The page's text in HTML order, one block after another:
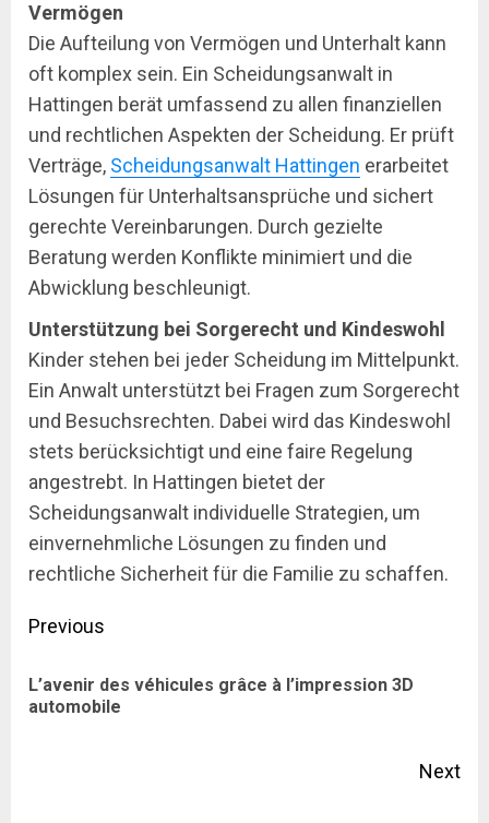
Vermögen
Die Aufteilung von Vermögen und Unterhalt kann
oft komplex sein. Ein Scheidungsanwalt in
Hattingen berät umfassend zu allen finanziellen
und rechtlichen Aspekten der Scheidung. Er prüft
Verträge, Scheidungsanwalt Hattingen erarbeitet
Lösungen für Unterhaltsansprüche und sichert
gerechte Vereinbarungen. Durch gezielte
Beratung werden Konflikte minimiert und die
Abwicklung beschleunigt.
Unterstützung bei Sorgerecht und Kindeswohl
Kinder stehen bei jeder Scheidung im Mittelpunkt.
Ein Anwalt unterstützt bei Fragen zum Sorgerecht
und Besuchsrechten. Dabei wird das Kindeswohl
stets berücksichtigt und eine faire Regelung
angestrebt. In Hattingen bietet der
Scheidungsanwalt individuelle Strategien, um
einvernehmliche Lösungen zu finden und
rechtliche Sicherheit für die Familie zu schaffen.
Post
navigation
Previous
L’avenir des véhicules grâce à l’impression 3D
automobile
Next